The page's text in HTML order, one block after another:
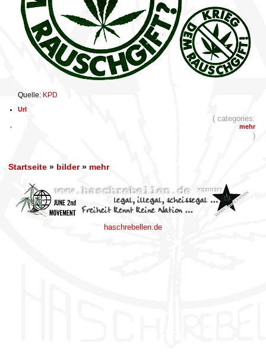
Quelle: KPD
Url
( categories:
mehr
)
Startseite » bilder» mehr
haschrebellen.de